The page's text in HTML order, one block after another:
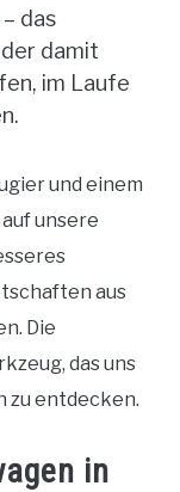
das
damit
im Laufe
und einem
unsere
aus
Die
das uns
zu entdecken.
in